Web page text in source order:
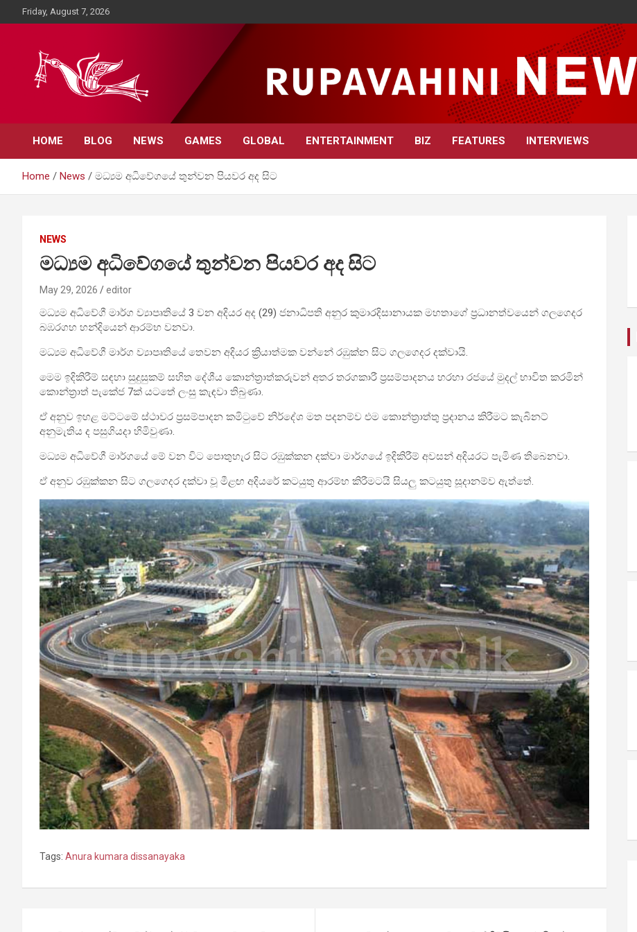
to
Friday, August 7, 2026
Rupavahini News
HOME BLOG NEWS GAMES GLOBAL ENTERTAINMENT BIZ FEATURES INTERVIEWS
Home News මධ්‍යම අධිවේගයේ තුන්වන පියවර අද සිට
NEWS
මධ්‍යම අධිවේගයේ තුන්වන පියවර අද සිට
May 29, 2026 editor
මධ්‍යම අධිවේගී මාර්ග ව්‍යාපෘතියේ 3 වන අදියර අද (29) ජනාධිපති අනුර කුමාරදිසානායක මහතාගේ ප්‍රධානත්වයෙන් ගලගෙදර
බඹරගහ හන්දියෙන් ආරම්භ වනවා.
මධ්‍යම අධිවේගී මාර්ග ව්‍යාපෘතියේ තෙවන අදියර ක්‍රියාත්මක වන්නේ රඹුක්න සිට ගලගෙදර දක්වායි.
මෙම ඉදිකිරීම් සඳහා සුදුසුකම් සහිත දේශීය කොන්ත්‍රාත්කරුවන් අතර තරගකාරී ප්‍රසම්පාදනය හරහා රජයේ මුදල් භාවිත කරමින්
කොන්ත්‍රාත් පැකේජ 7ක් යටතේ ලංසු කැඳවා තිබුණා.
ඒ අනුව ඉහළ මට්ටමේ ස්ථාවර ප්‍රසම්පාදන කමිටුවේ නිර්දේශ මත පදනම්ව එම කොන්ත්‍රාත්තු ප්‍රදානය කිරීමට කැබිනට්
අනුමැතිය ද පසුගියදා හිමිවුණා.
මධ්‍යම අධිවේගී මාර්ගයේ මේ වන විට පොතුහැර සිට රඹුක්කන දක්වා මාර්ගයේ ඉදිකිරීම් අවසන් අදියරට පැමිණ තිබෙනවා.
ඒ අනුව රඹුක්කන සිට ගලගෙදර දක්වා වූ මීළඟ අදියරේ කටයුතු ආරම්භ කිරීමටයි සියලු කටයුතු සූදානම්ව ඇත්තේ.
Tags: Anura kumara dissanayaka